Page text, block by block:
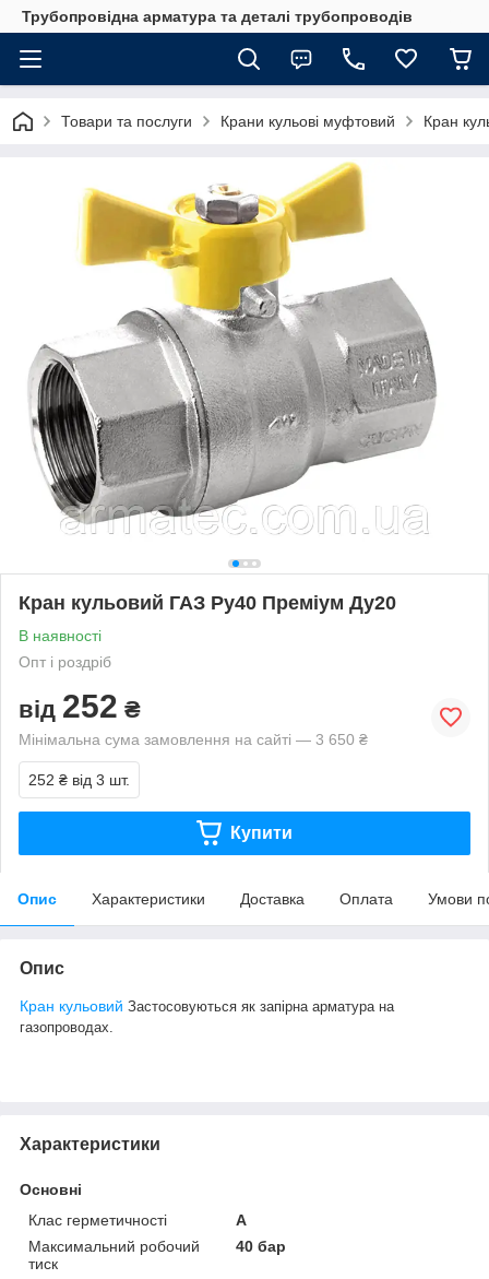
Трубопровідна арматура та деталі трубопроводів
Товари та послуги Крани кульові муфтовий Кран
Кран кульовий ГАЗ Ру40 Преміум Ду20
В наявності
Опт і роздріб
від 252 ₴
Мінімальна сума замовлення на сайті — 3 650 ₴
252 ₴ від 3 шт.
Купити
Опис Характеристики Доставка Оплата Умови
Опис
Кран кульовий Застосовуються як запірна арматура на
газопроводах.
Характеристики
Основні
Клас герметичності
А
Максимальний робочий
тиск
40 бар